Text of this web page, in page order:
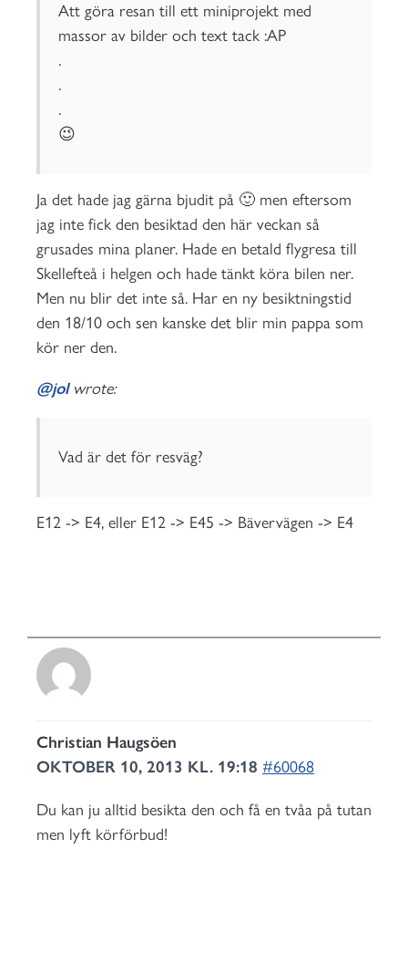
Att göra resan till ett miniprojekt med
massor av bilder och text tack :AP
.
.
.
😉
Ja det hade jag gärna bjudit på 🙂 men eftersom
jag inte fick den besiktad den här veckan så
grusades mina planer. Hade en betald flygresa till
Skellefteå i helgen och hade tänkt köra bilen ner.
Men nu blir det inte så. Har en ny besiktningstid
den 18/10 och sen kanske det blir min pappa som
kör ner den.
@jolwrote:
Vad är det för resväg?
E12 -> E4, eller E12 -> E45 -> Bävervägen -> E4
Christian Haugsöen
OKTOBER 10, 2013 KL. 19:18 #60068
Du kan ju alltid besikta den och få en tvåa på tutan
men lyft körförbud!